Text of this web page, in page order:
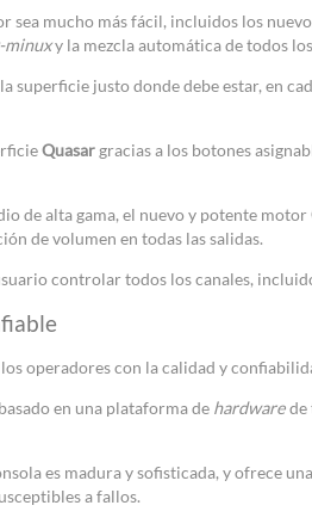
sea mucho más fácil, incluidos los
minuxy la mezcla automática de todos
superficie justo donde debe estar, en
Quasar gracias a los botones
de alta gama, el nuevo y potente motor
de volumen en todas las salidas.
controlar todos los canales,
operadores con la calidad y
en una plataforma de hardwarede
es madura y sofisticada, y ofrece
a fallos.